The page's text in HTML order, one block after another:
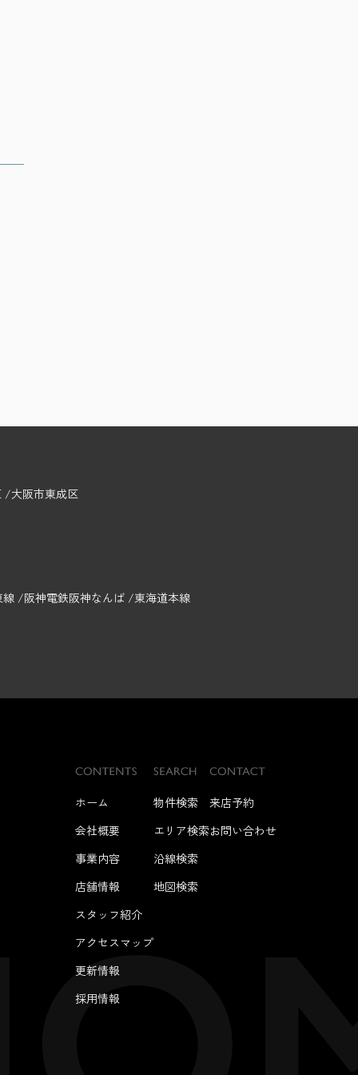
大阪市東成区
線 阪神電鉄阪神なんば 東海道本線
ホーム
会社概要
事業内容
店舗情報
スタッフ紹介
アクセスマップ
更新情報
採用情報
物件検索
エリア検索
沿線検索
地図検索
来店予約
お問い合わせ